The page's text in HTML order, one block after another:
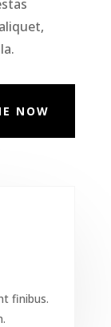
NOW
finibus.